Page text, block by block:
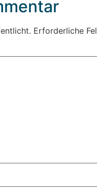
Erforderliche